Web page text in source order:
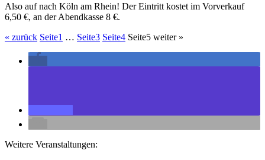
Also auf nach Köln am Rhein! Der Eintritt kostet im Vorverkauf
6,50 €, an der Abendkasse 8 €.
« zurück Seite1 … Seite3 Seite4 Seite5 weiter »
Weitere Veranstaltungen: